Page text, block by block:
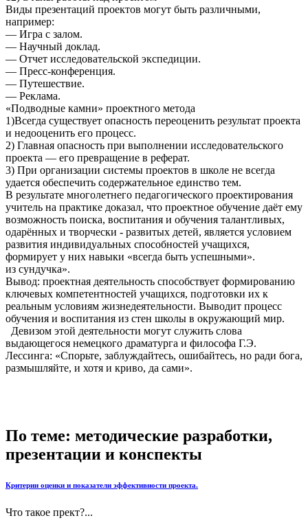
Виды презентаций проектов могут быть различными,
например:
— Игра с залом.
— Научный доклад.
— Отчет исследовательской экспедиции.
— Пресс-конференция.
— Путешествие.
— Реклама.
«Подводные камни» проектного метода
1)Всегда существует опасность переоценить результат проекта
и недооценить его процесс.
2) Главная опасность при выполнении исследовательского
проекта — его превращение в реферат.
3) При организации системы проектов в школе не всегда
удается обеспечить содержательное единство тем.
В результате многолетнего педагогического проектирования
учитель на практике доказал, что проектное обучение даёт ему
возможность поиска, воспитания и обучения талантливых,
одарённых и творчески - развитых детей, является условием
развития индивидуальных способностей учащихся,
формирует у них навыки «всегда быть успешными».
из сундучка».
Вывод: проектная деятельность способствует формированию
ключевых компетентностей учащихся, подготовки их к
реальным условиям жизнедеятельности. Выводит процесс
обучения и воспитания из стен школы в окружающий мир.
Девизом этой деятельности могут служить слова
выдающегося немецкого драматурга и философа Г.Э.
Лессинга: «Спорьте, заблуждайтесь, ошибайтесь, но ради бога,
размышляйте, и хотя и криво, да сами».
По теме: методические разработки,
презентации и конспекты
Критерии оценки и показатели эффективности проекта.
Что такое прект?...